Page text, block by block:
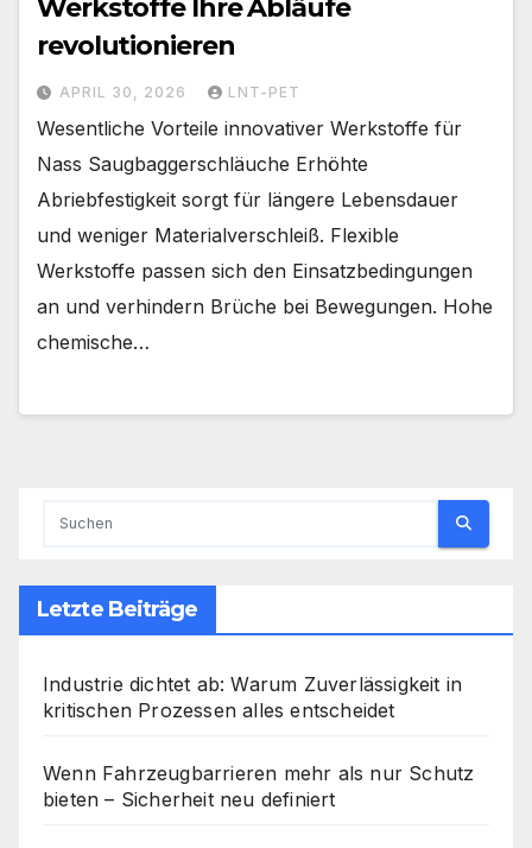
Werkstoffe Ihre Abläufe
revolutionieren
APRIL 30, 2026 LNT-PET
Wesentliche Vorteile innovativer Werkstoffe für
Nass Saugbaggerschläuche Erhöhte
Abriebfestigkeit sorgt für längere Lebensdauer
und weniger Materialverschleiß. Flexible
Werkstoffe passen sich den Einsatzbedingungen
an und verhindern Brüche bei Bewegungen. Hohe
chemische…
Letzte Beiträge
Industrie dichtet ab: Warum Zuverlässigkeit in
kritischen Prozessen alles entscheidet
Wenn Fahrzeugbarrieren mehr als nur Schutz
bieten – Sicherheit neu definiert